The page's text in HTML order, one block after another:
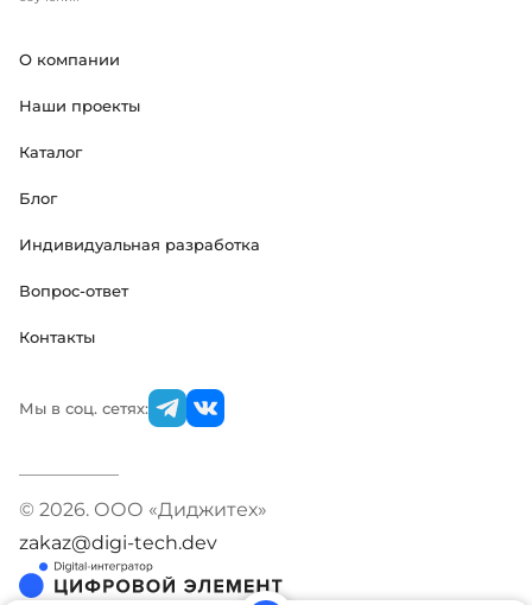
О компании
Наши проекты
Каталог
Блог
Индивидуальная разработка
Вопрос-ответ
Контакты
Мы в соц. сетях:
© 2026. ООО «Диджитех»
zakaz@digi-tech.dev